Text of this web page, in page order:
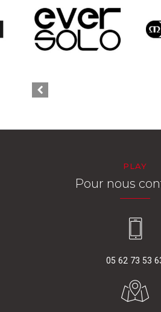
PLAY
Pour nous
05 62 73 53